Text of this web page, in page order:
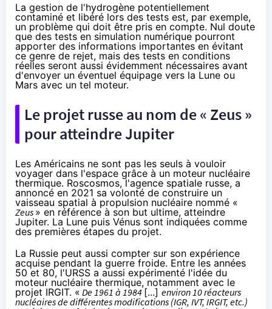
La gestion de l'hydrogène potentiellement
contaminé et libéré lors des tests est, par exemple,
un problème qui doit être pris en compte. Nul doute
que des tests en simulation numérique pourront
apporter des informations importantes en évitant
ce genre de rejet, mais des tests en conditions
réelles seront aussi évidemment nécessaires avant
d'envoyer un éventuel équipage vers la Lune ou
Mars avec un tel moteur.
Le projet russe au nom de « Zeus »
pour atteindre Jupiter
Les Américains ne sont pas les seuls à vouloir
voyager dans l'espace grâce à un moteur nucléaire
thermique. Roscosmos, l'agence spatiale russe, a
annoncé en 2021 sa volonté de construire un
vaisseau spatial à propulsion nucléaire nommé «
Zeus » en référence à son but ultime, atteindre
Jupiter. La Lune puis Vénus sont indiquées comme
des premières étapes du projet.
La Russie peut aussi compter sur son expérience
acquise pendant la guerre froide. Entre les années
50 et 80, l'URSS a aussi expérimenté l'idée du
moteur nucléaire thermique, notamment avec le
projet IRGIT. « De 1961 à 1984[...] environ 10 réacteurs
nucléaires de différentes modifications (IGR, IVT, IRGIT, etc.)